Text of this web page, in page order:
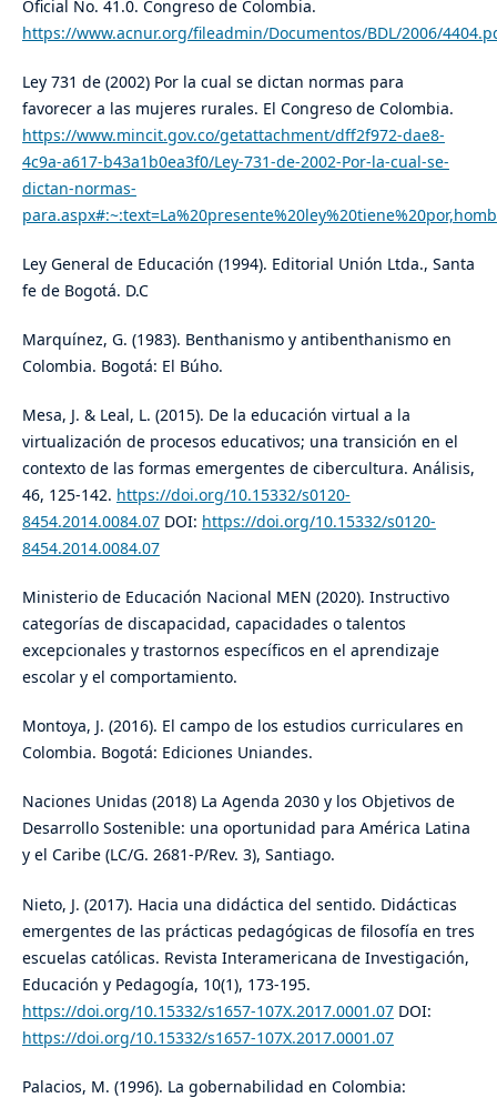
Oficial No. 41.0. Congreso de Colombia.
https://www.acnur.org/fileadmin/Documentos/BDL/2006/
Ley 731 de (2002) Por la cual se dictan normas para
favorecer a las mujeres rurales. El Congreso de Colombia.
https://www.mincit.gov.co/getattachment/dff2f972-dae8-
4c9a-a617-b43a1b0ea3f0/Ley-731-de-2002-Por-la-cual-se-
dictan-normas-
Ley General de Educación (1994). Editorial Unión Ltda., Santa
fe de Bogotá. D.C
Marquínez, G. (1983). Benthanismo y antibenthanismo en
Colombia. Bogotá: El Búho.
Mesa, J. & Leal, L. (2015). De la educación virtual a la
virtualización de procesos educativos; una transición en el
contexto de las formas emergentes de cibercultura. Análisis,
46, 125-142. https://doi.org/10.15332/s0120-
8454.2014.0084.07DOI: https://doi.org/10.15332/s0120-
8454.2014.0084.07
Ministerio de Educación Nacional MEN (2020). Instructivo
categorías de discapacidad, capacidades o talentos
excepcionales y trastornos específicos en el aprendizaje
escolar y el comportamiento.
Montoya, J. (2016). El campo de los estudios curriculares en
Colombia. Bogotá: Ediciones Uniandes.
Naciones Unidas (2018) La Agenda 2030 y los Objetivos de
Desarrollo Sostenible: una oportunidad para América Latina
y el Caribe (LC/G. 2681-P/Rev. 3), Santiago.
Nieto, J. (2017). Hacia una didáctica del sentido. Didácticas
emergentes de las prácticas pedagógicas de filosofía en tres
escuelas católicas. Revista Interamericana de Investigación,
Educación y Pedagogía, 10(1), 173-195.
https://doi.org/10.15332/s1657-107X.2017.0001.07DOI:
https://doi.org/10.15332/s1657-107X.2017.0001.07
Palacios, M. (1996). La gobernabilidad en Colombia: